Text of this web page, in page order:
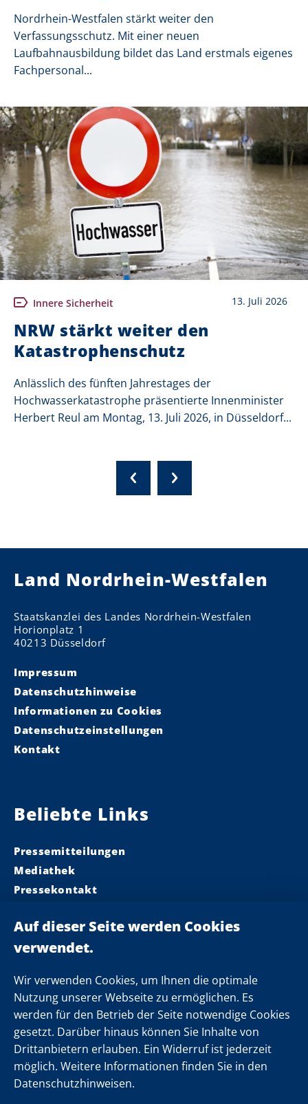
Wir verwenden Cookies, um Ihnen die optimale
Nutzung unserer Webseite zu ermöglichen. Es
werden für den Betrieb der Seite notwendige Cookies
gesetzt. Darüber hinaus können Sie Inhalte von
Drittanbietern erlauben. Ein Widerruf ist jederzeit
möglich. Weitere Informationen finden Sie in den
Datenschutzhinweisen.
Nordrhein-Westfalen stärkt weiter den
Verfassungsschutz. Mit einer neuen
Laufbahnausbildung bildet das Land erstmals eigenes
Fachpersonal...
Innere Sicherheit 13. Juli 2026
NRW stärkt weiter den
Katastrophenschutz
Anlässlich des fünften Jahrestages der
Hochwasserkatastrophe präsentierte Innenminister
Herbert Reul am Montag, 13. Juli 2026, in Düsseldorf...
Land Nordrhein-Westfalen
Staatskanzlei des Landes Nordrhein-Westfalen
Horionplatz 1
40213 Düsseldorf
Impressum
Datenschutzhinweise
Informationen zu Cookies
Datenschutzeinstellungen
Kontakt
Beliebte Links
Pressemitteilungen
Mediathek
Pressekontakt
Landeskabinett
Einsamkeit
Folgen Sie uns